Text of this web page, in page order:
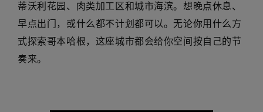
蒂沃利花园、肉类加工区和城市海滨。想晚点休息、
早点出门，或什么都不计划都可以。无论你用什么方
式探索哥本哈根，这座城市都会给你空间按自己的节
奏来。